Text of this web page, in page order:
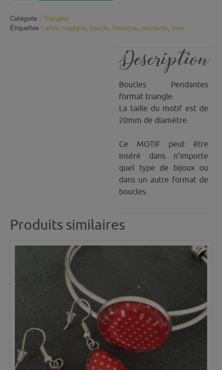
Arbre
Magique
Catégorie : Triangles
Étiquettes : arbre magique, boucle, bretagne, pendante, rose
Description
Boucles Pendantes
format triangle.
La taille du motif est de
20mm de diamètre.
Ce MOTIF peut être
inséré dans n’importe
quel type de bijoux ou
dans un autre format de
boucles.
Produits similaires